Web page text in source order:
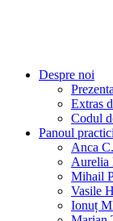
Despre noi
Extras
Codul
Panoul
Anca
Aurelia
Mihail
Vasile
Ionuț